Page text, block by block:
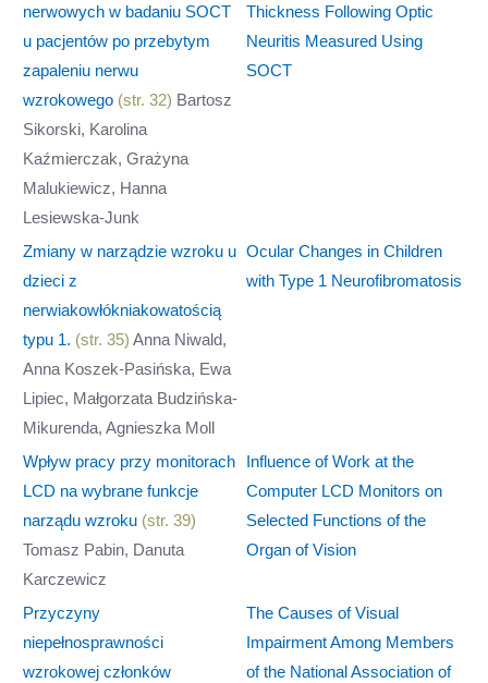
nerwowych w badaniu SOCT
u pacjentów po przebytym
zapaleniu nerwu
wzrokowego (str. 32) Bartosz
Sikorski, Karolina
Kaźmierczak, Grażyna
Malukiewicz, Hanna
Lesiewska-Junk
Thickness Following Optic
Neuritis Measured Using
SOCT
Zmiany w narządzie wzroku u
dzieci z
nerwiakowłókniakowatością
typu 1. (str. 35) Anna Niwald,
Anna Koszek-Pasińska, Ewa
Lipiec, Małgorzata Budzińska-
Mikurenda, Agnieszka Moll
Ocular Changes in Children
with Type 1 Neurofibromatosis
Wpływ pracy przy monitorach
LCD na wybrane funkcje
narządu wzroku (str. 39)
Tomasz Pabin, Danuta
Karczewicz
Influence of Work at the
Computer LCD Monitors on
Selected Functions of the
Organ of Vision
Przyczyny
niepełnosprawności
wzrokowej członków
The Causes of Visual
Impairment Among Members
of the National Association of